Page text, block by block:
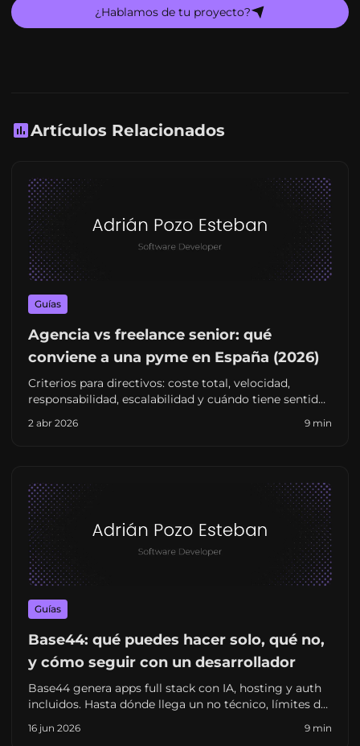
¿Hablamos de tu proyecto?
Artículos Relacionados
Guías
Agencia vs freelance senior: qué
conviene a una pyme en España (2026)
Criterios para directivos: coste total, velocidad,
responsabilidad, escalabilidad y cuándo tiene sentido
tradicional.
2 abr 2026 9 min
Guías
Base44: qué puedes hacer solo, qué no,
y cómo seguir con un desarrollador
Base44 genera apps full stack con IA, hosting y auth
incluidos. Hasta dónde llega un no técnico, límites de
España.
16 jun 2026 9 min